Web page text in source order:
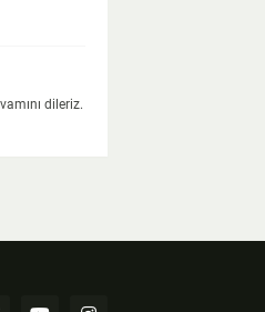
dileriz.